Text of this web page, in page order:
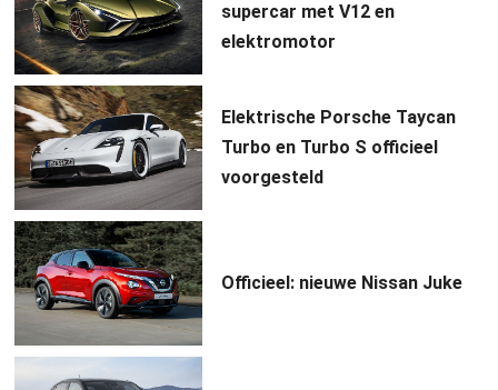
supercar met V12 en
elektromotor
Elektrische Porsche Taycan
Turbo en Turbo S officieel
voorgesteld
Officieel: nieuwe Nissan Juke